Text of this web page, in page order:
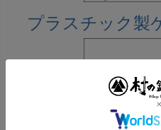
プラスチック製